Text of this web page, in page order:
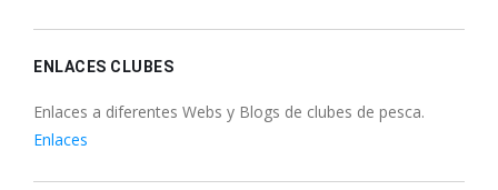
ENLACES CLUBES
Enlaces a diferentes Webs y Blogs de clubes de pesca.
Enlaces